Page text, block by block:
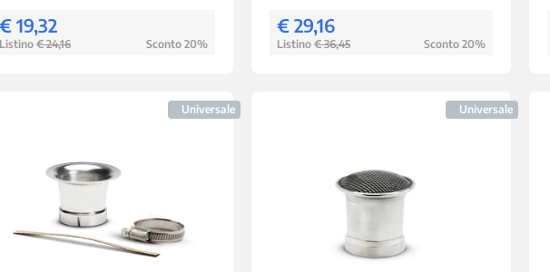
€ 19,32
Listino € 24,16 Sconto 20%
€ 29,16
Listino € 36,45 Sconto 20%
Universale Universale